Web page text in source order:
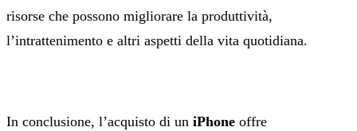
risorse che possono migliorare la produttività,
l’intrattenimento e altri aspetti della vita quotidiana.
In conclusione, l’acquisto di un iPhone offre